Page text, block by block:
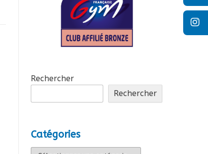
Rechercher
Rechercher
Catégories
Catégories